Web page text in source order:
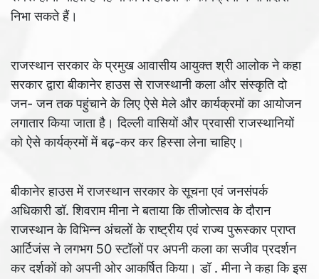
निभा सकते हैं।
राजस्थान सरकार के प्रमुख आवासीय आयुक्त श्री आलोक ने कहा
सरकार द्वारा बीकानेर हाउस से राजस्थानी कला और संस्कृति दो
जन- जन तक पहुंचाने के लिए ऐसे मेले और कार्यक्रमों का आयोजन
लगातार किया जाता है। दिल्ली वासियों और प्रवासी राजस्थानियों
को ऐसे कार्यक्रमों में बढ़-कर कर हिस्सा लेना चाहिए।
बीकानेर हाउस में राजस्थान सरकार के सूचना एवं जनसंपर्क
अधिकारी डॉ. शिवराम मीना ने बताया कि तीजोत्सव के दौरान
राजस्थान के विभिन्न अंचलों के राष्ट्रीय एवं राज्य पुरूस्कार प्राप्त
आर्टिजंस ने लगभग 50 स्टॉलों पर अपनी कला का सजीव प्रदर्शन
कर दर्शकों को अपनी ओर आकर्षित किया। डॉ . मीना ने कहा कि इस